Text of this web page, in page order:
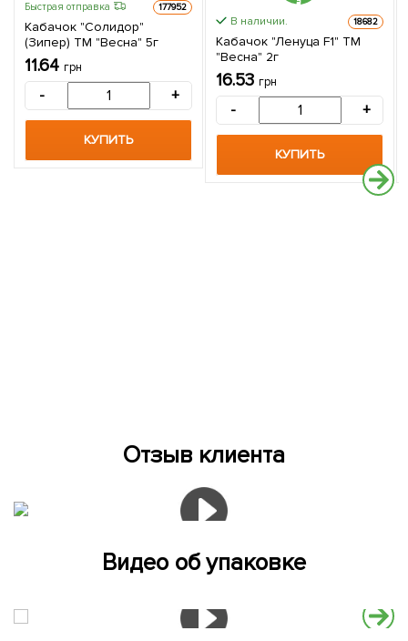
Быстрая отправка 177952
Кабачок "Солидор"
(Зипер) ТМ "Весна" 5г
11.64 грн
- +
КУПИТЬ
В наличии. 18682
Кабачок "Ленуца F1" ТМ
"Весна" 2г
16.53 грн
- +
КУПИТЬ
Отзыв клиента
Видео об упаковке